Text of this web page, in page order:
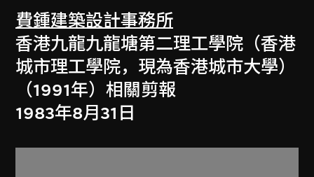
費鍾建築設計事務所
香港九龍九龍塘第二理工學院（香港
城市理工學院，現為香港城市大學）
（1991年）相關剪報
1983年8月31日